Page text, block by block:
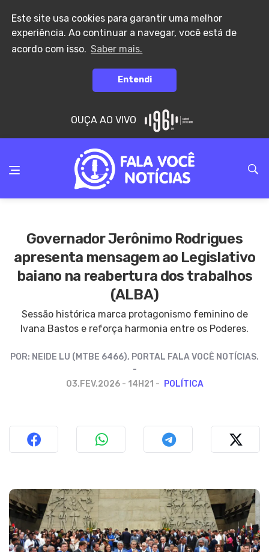
Este site usa cookies para garantir uma melhor
experiência. Ao continuar a navegar, você está de
acordo com isso. Saber mais.
Entendi
OUÇA AO VIVO
Governador Jerônimo Rodrigues
apresenta mensagem ao Legislativo
baiano na reabertura dos trabalhos
(ALBA)
Sessão histórica marca protagonismo feminino de
Ivana Bastos e reforça harmonia entre os Poderes.
POR: NEIDE LU (MTBE 6466), PORTAL FALA VOCÊ NOTÍCIAS.
03.FEV.2026 - 14H21 POLÍTICA